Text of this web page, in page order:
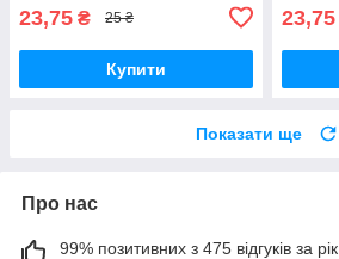
23,75 ₴ 25 ₴
Купити
23,75
Показати ще
Про нас
99% позитивних з 475 відгуків за рік